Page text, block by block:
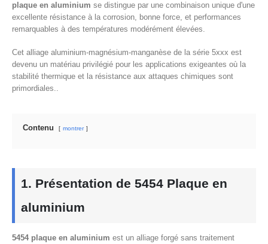
plaque en aluminium se distingue par une combinaison unique d'une
excellente résistance à la corrosion, bonne force, et performances
remarquables à des températures modérément élevées.
Cet alliage aluminium-magnésium-manganèse de la série 5xxx est
devenu un matériau privilégié pour les applications exigeantes où la
stabilité thermique et la résistance aux attaques chimiques sont
primordiales..
Contenu montrer
1. Présentation de 5454 Plaque en
aluminium
5454 plaque en aluminium est un alliage forgé sans traitement